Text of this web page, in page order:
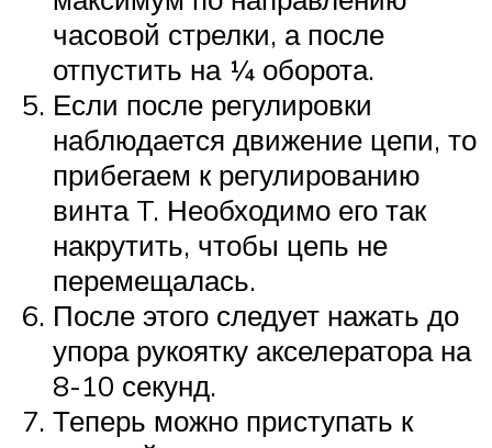
часовой стрелки, а после
отпустить на ¼ оборота.
Если после регулировки
наблюдается движение цепи, то
прибегаем к регулированию
винта T. Необходимо его так
накрутить, чтобы цепь не
перемещалась.
После этого следует нажать до
упора рукоятку акселератора на
8-10 секунд.
Теперь можно приступать к